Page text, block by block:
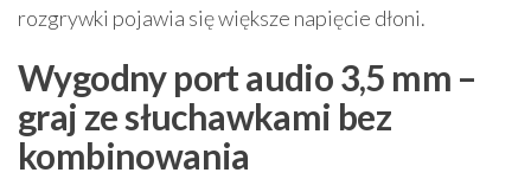
rozgrywki pojawia się większe napięcie dłoni.
Wygodny port audio 3,5 mm –
graj ze słuchawkami bez
kombinowania